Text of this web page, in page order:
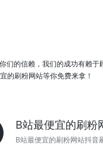
们的信赖，我们的成功有赖
的刷粉网站等你免费来拿！
B站最便宜的刷粉
B站最便宜的刷粉网站抖音